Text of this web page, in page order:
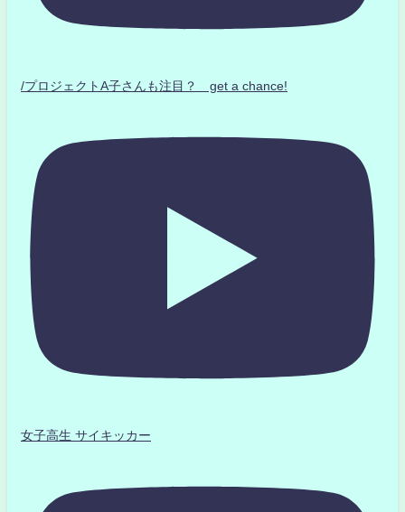
/プロジェクトA子さんも注目？ get a chance!
女子高生 サイキッカー